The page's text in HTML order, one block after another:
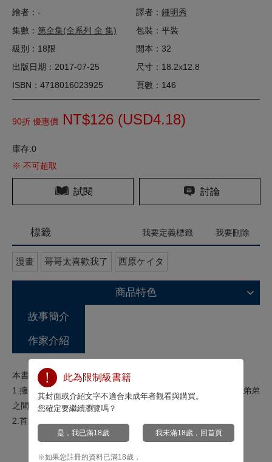
繪者：-
譯者： 鍾明秀
集數： 第全集(全系列 全 集)
包裝：平裝
級別：18限
開本：32
出版日期：2017-07-25
尺寸：18.2x12.8
ISBN：4718016023925
頁數：146
90折 優惠價 NT$126 (USD4.18)
庫存:0
※ 不可超取
試閱 討論
標籤 我要定義標籤 我要刪除
漫畫 哥哥太喜歡我了 西原ケイタ
商品特色
故事簡介
作家介紹
本書特色：
1.擁有天使般包容力&抖S慾望的完美哥哥，與天然笨蛋放電系弟弟
之間的濃烈的愛。
2.首刷附贈「四格漫畫特典Paper」！
此為限制級書籍
其封面或介紹文字不適合未成年者觀看與購買。
您確定要繼續瀏覽嗎？
是，我已滿18歲 我未滿18歲，回首頁
※如果您註冊的資料已滿18歲，